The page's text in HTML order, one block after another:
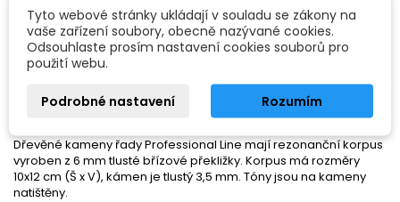
- set 10-ti basových, xylofonových kamenů vyrobených ze dřeva
Sucupira
- c-c1 + fis, hes
- bez paliček
Dřevěné kameny řady Professional Line mají rezonanční korpus
vyroben z 6 mm tlusté břízové překližky. Korpus má rozměry
10x12 cm (Š x V), kámen je tlustý 3,5 mm. Tóny jsou na kameny
natištěny.
Tyto webové stránky ukládají v souladu se zákony na
vaše zařízení soubory, obecně nazývané cookies.
Odsouhlaste prosím nastavení cookies souborů pro
použití webu.
Podrobné nastavení Rozumím